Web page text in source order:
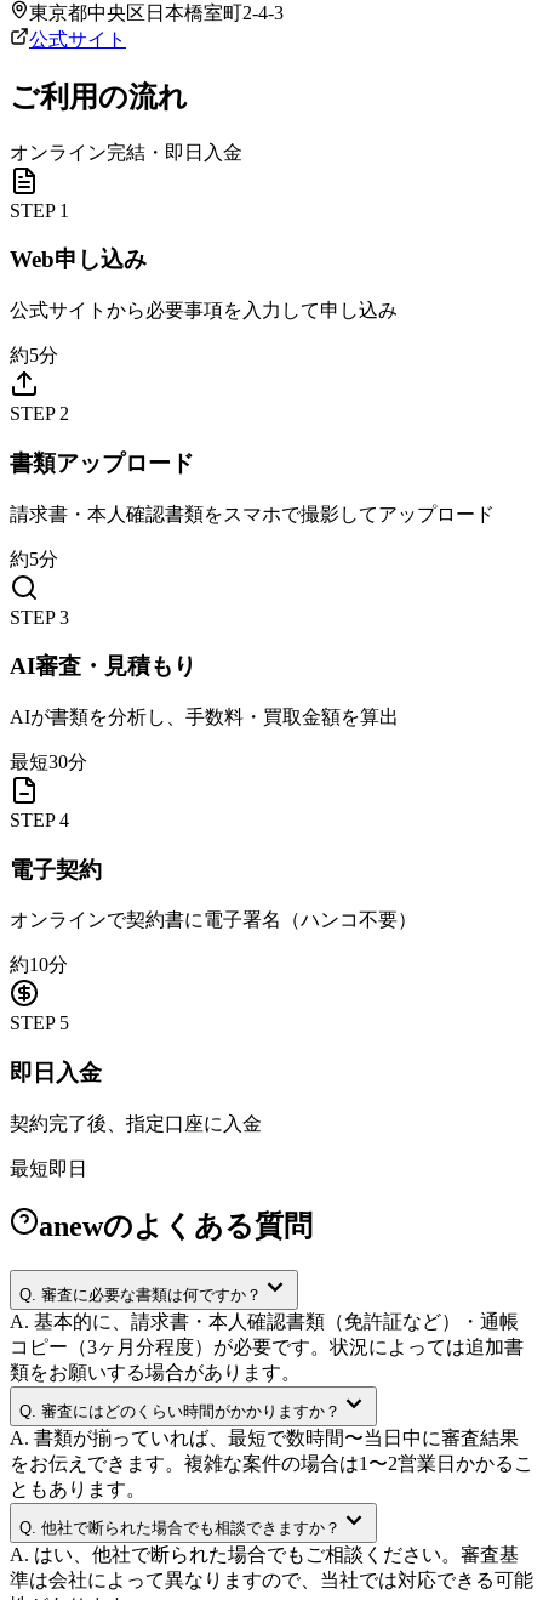
東京都中央区日本橋室町2-4-3
公式サイト
ご利用の流れ
オンライン完結・即日入金
STEP 1
Web申し込み
公式サイトから必要事項を入力して申し込み
約5分
STEP 2
書類アップロード
請求書・本人確認書類をスマホで撮影してアップロード
約5分
STEP3
AI審査・見積もり
AIが書類を分析し、手数料・買取金額を算出
最短30分
STEP4
電子契約
オンラインで契約書に電子署名（ハンコ不要）
約10分
STEP 5
即日入金
契約完了後、指定口座に入金
最短即日
anewのよくある質問
Q. 審査に必要な書類は何ですか？
A. 基本的に、請求書・本人確認書類（免許証など）・通帳
コピー（3ヶ月分程度）が必要です。状況によっては追加書
類をお願いする場合があります。
Q. 審査にはどのくらい時間がかかりますか？
A. 書類が揃っていれば、最短で数時間〜当日中に審査結果
をお伝えできます。複雑な案件の場合は1〜2営業日かかるこ
ともあります。
Q. 他社で断られた場合でも相談できますか？
A. はい、他社で断られた場合でもご相談ください。審査基
準は会社によって異なりますので、当社では対応できる可能